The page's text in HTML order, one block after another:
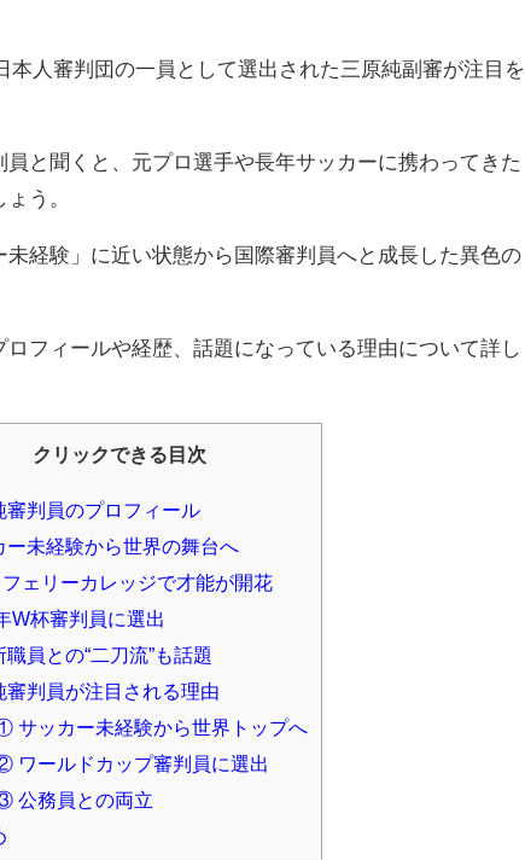
本人審判団の一員として選出された三原純副審が注目を
と聞くと、元プロ選手や長年サッカーに携わってきた
う。
未経験」に近い状態から国際審判員へと成長した異色の
フィールや経歴、話題になっている理由について詳し
クリックできる目次
審判員のプロフィール
ー未経験から世界の舞台へ
ェリーカレッジで才能が開花
W杯審判員に選出
職員との“二刀流”も話題
審判員が注目される理由
サッカー未経験から世界トップへ
ワールドカップ審判員に選出
公務員との両立